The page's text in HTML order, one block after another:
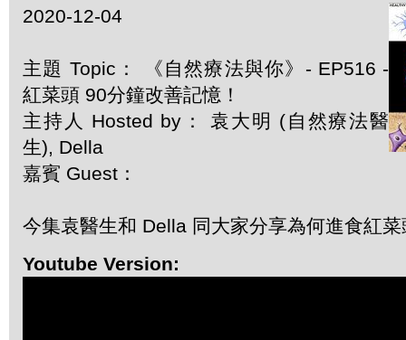
2020-12-04
主題 Topic： 《自然療法與你》- EP516 -
紅菜頭 90分鐘改善記憶！
主持人 Hosted by： 袁大明 (自然療法醫
生), Della
嘉賓 Guest：
今集袁醫生和 Della 同大家分享為何進食紅
Youtube Version: